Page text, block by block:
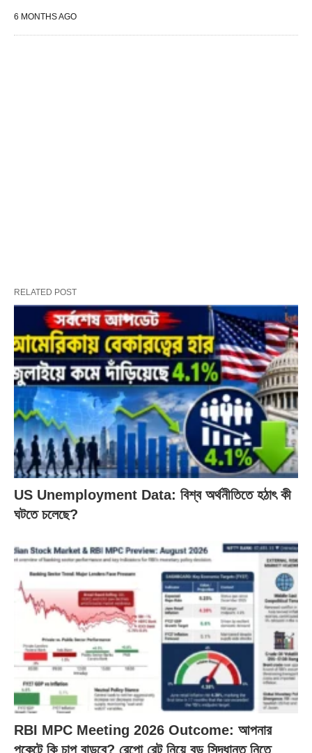
6 MONTHS AGO
RELATED POST
US Unemployment Data: বিশ্ব অর্থনীতিতে হঠাৎ কী
ঘটতে চলেছে?
RBI MPC Meeting 2026 Outcome: আপনার
পকেটে কি চাপ বাড়বে? রেপো রেট নিয়ে বড় সিদ্ধান্ত নিতে